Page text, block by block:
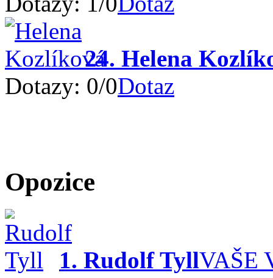
24. Helena
Dotazy: 0/0Dotaz
Opozice
1. Rudolf TyllVAŠE